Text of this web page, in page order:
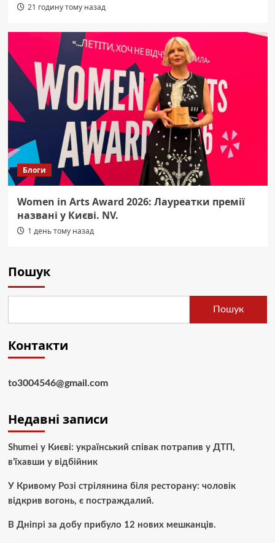
21 годину тому назад
Блоги
Women in Arts Award 2026: Лауреатки премії
названі у Києві. NV.
1 день тому назад
Пошук
Пошук
Контакти
to3004546@gmail.com
Недавні записи
Shumei у Києві: український співак потрапив у ДТП,
в’їхавши у відбійник
У Кривому Розі стрілянина біля ресторану: чоловік
відкрив вогонь, є постраждалий.
В Дніпрі за добу прибуло 12 нових мешканців.